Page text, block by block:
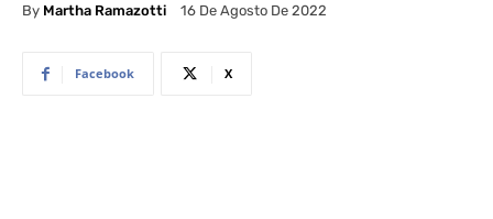
By Martha Ramazotti 16 De Agosto De 2022
Facebook X